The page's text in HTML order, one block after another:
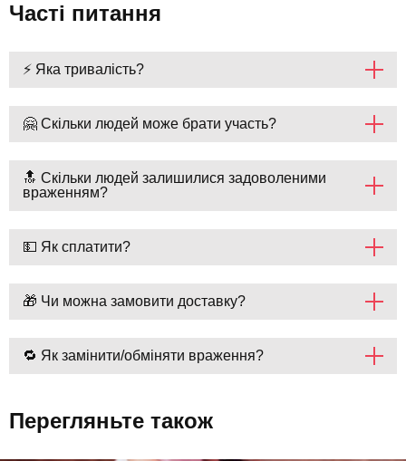
Часті питання
⚡ Яка тривалість?
🤗 Скільки людей може брати участь?
🔝 Скільки людей залишилися задоволеними
враженням?
💵 Як сплатити?
🎁 Чи можна замовити доставку?
🔁 Як замінити/обміняти враження?
Перегляньте також